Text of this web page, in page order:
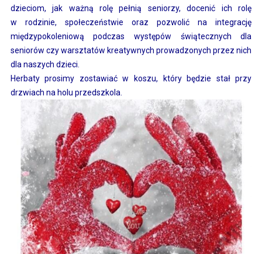
dzieciom, jak ważną rolę pełnią seniorzy, docenić ich rolę
w rodzinie, społeczeństwie oraz pozwolić na integrację
międzypokoleniową podczas występów świątecznych dla
seniorów czy warsztatów kreatywnych prowadzonych przez nich
dla naszych dzieci.
Herbaty prosimy zostawiać w koszu, który będzie stał przy
drzwiach na holu przedszkola.